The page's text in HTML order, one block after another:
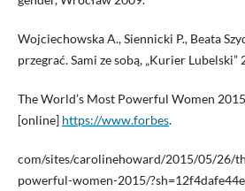
Wojciechowska A., Siennicki P., Beata
przegrać. Sami ze sobą, „Kurier Lubelski”
The World’s Most Powerful Women
[online] https://www.forbes.
com/sites/carolinehoward/2015/05/26/
powerful-women-2015/